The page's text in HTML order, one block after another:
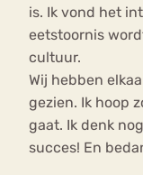
is. Ik vond het
eetstoornis
cultuur.
Wij hebben
gezien. Ik hoop
gaat. Ik denk
succes! En